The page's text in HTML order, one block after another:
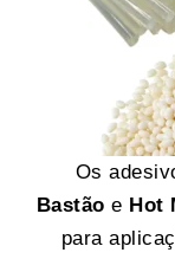
Os
Bastão e Hot
para